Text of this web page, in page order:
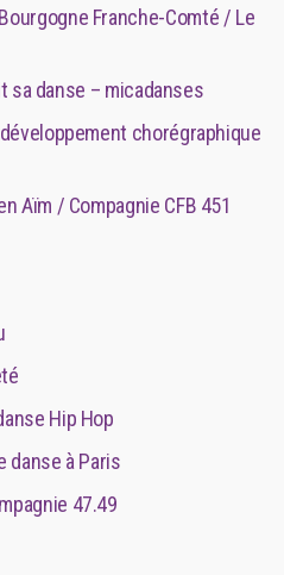
Franche-Comté / Le
sa danse – micadanses
chorégraphique
Aïm / Compagnie CFB 451
Hip Hop
danse à Paris
47.49